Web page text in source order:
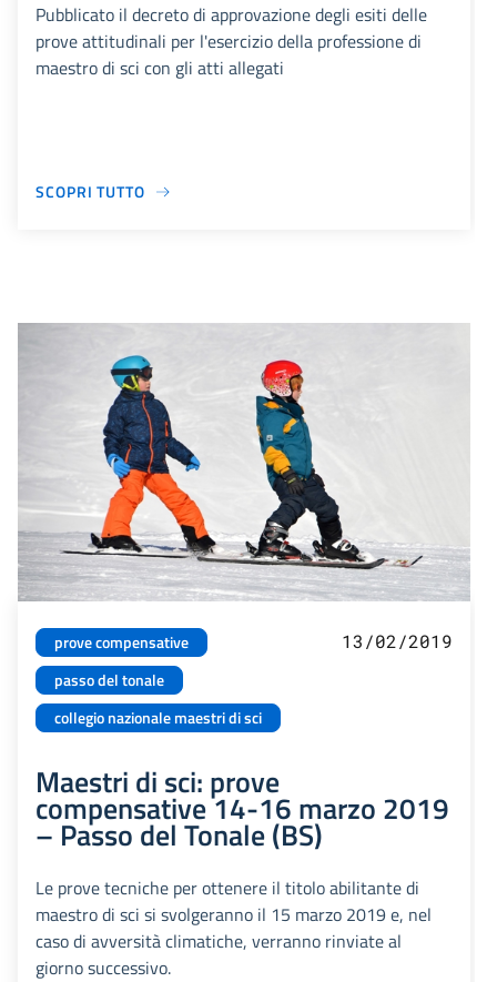
Pubblicato il decreto di approvazione degli esiti delle
prove attitudinali per l'esercizio della professione di
maestro di sci con gli atti allegati
SCOPRI TUTTO
prove compensative
passo del tonale
collegio nazionale maestri di sci
13/02/2019
Maestri di sci: prove
compensative 14-16 marzo 2019
– Passo del Tonale (BS)
Le prove tecniche per ottenere il titolo abilitante di
maestro di sci si svolgeranno il 15 marzo 2019 e, nel
caso di avversità climatiche, verranno rinviate al
giorno successivo.